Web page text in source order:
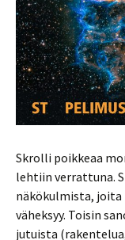
Skrolli poikkeaa
lehtiin verrattuna.
näkökulmista,
väheksyy. Toisin
jutuista